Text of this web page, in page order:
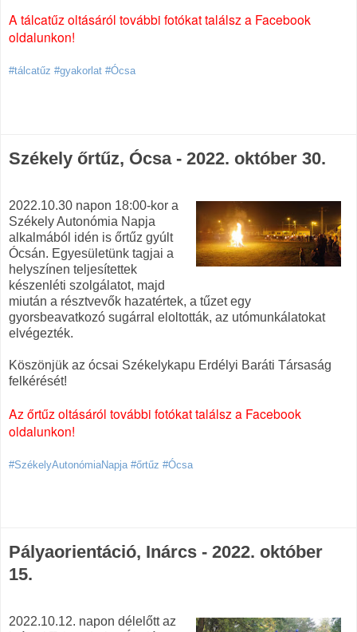
A tálcatűz oltásáról további fotókat találsz a Facebook
oldalunkon!
#tálcatűz #gyakorlat #Ócsa
Székely őrtűz, Ócsa - 2022. október 30.
2022.10.30 napon 18:00-kor a
Székely Autonómia Napja
alkalmából idén is őrtűz gyúlt
Ócsán. Egyesületünk tagjai a
helyszínen teljesítettek
készenléti szolgálatot, majd
miután a résztvevők hazatértek, a tűzet egy
gyorsbeavatkozó sugárral eloltották, az utómunkálatokat
elvégezték.
Köszönjük az ócsai Székelykapu Erdélyi Baráti Társaság
felkérését!
Az őrtűz oltásáról további fotókat találsz a Facebook
oldalunkon!
#SzékelyAutonómiaNapja #őrtűz #Ócsa
Pályaorientáció, Inárcs - 2022. október
15.
2022.10.12. napon délelőtt az